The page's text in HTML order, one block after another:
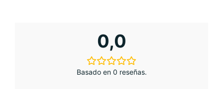
0,0
Basado en 0 reseñas.